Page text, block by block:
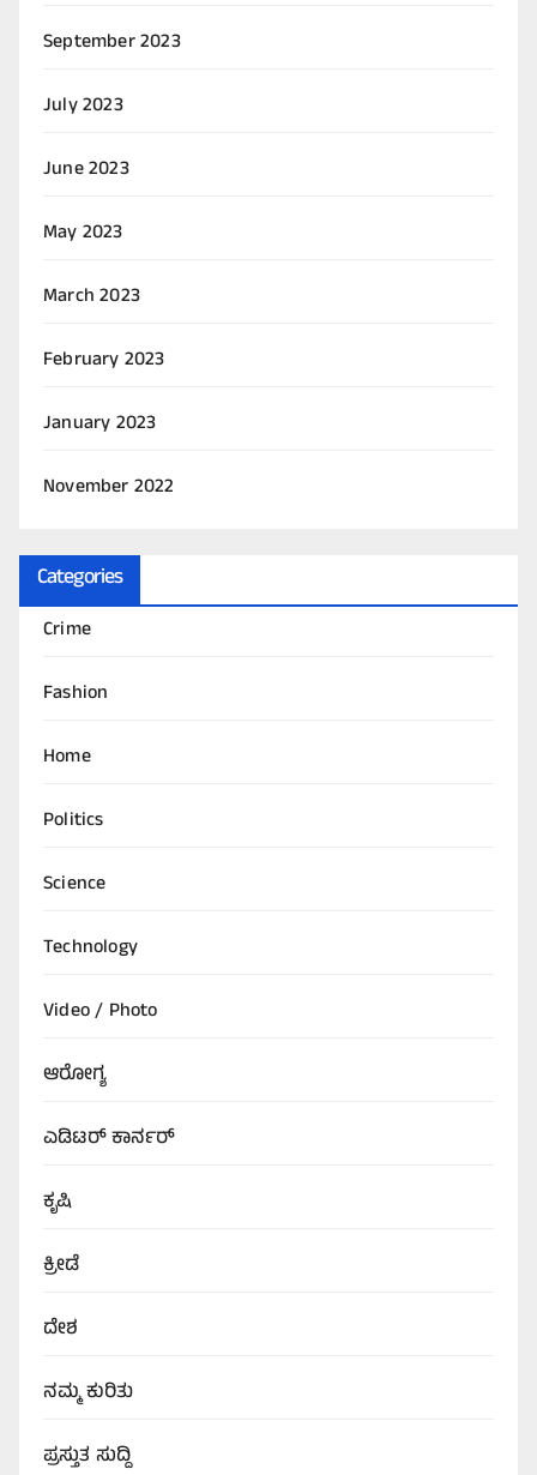
September 2023
July 2023
June 2023
May 2023
March 2023
February 2023
January 2023
November 2022
Categories
Crime
Fashion
Home
Politics
Science
Technology
Video / Photo
ಆರೋಗ್ಯ
ಎಡಿಟರ್‌ ಕಾರ್ನರ್
ಕೃಷಿ
ಕ್ರೀಡೆ
ದೇಶ
ನಮ್ಮ ಕುರಿತು
ಪ್ರಸ್ತುತ ಸುದ್ದಿ